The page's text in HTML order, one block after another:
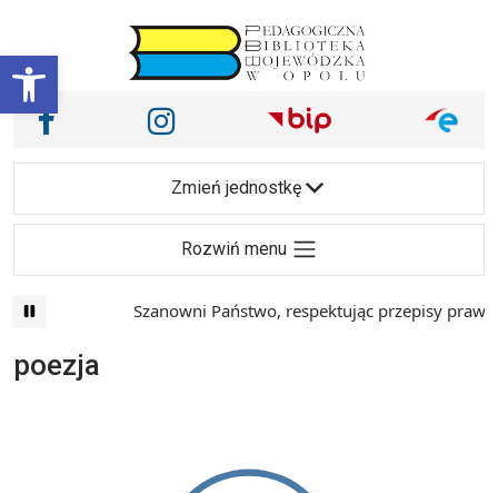
Otwórz pasek narzędzi
Main Navigation
Nasze media społecznościowe i inne
Facebook Instagram
Zmień jednostkę
Rozwiń menu
Szanowni Państwo, respektując przepisy prawa i
poezja